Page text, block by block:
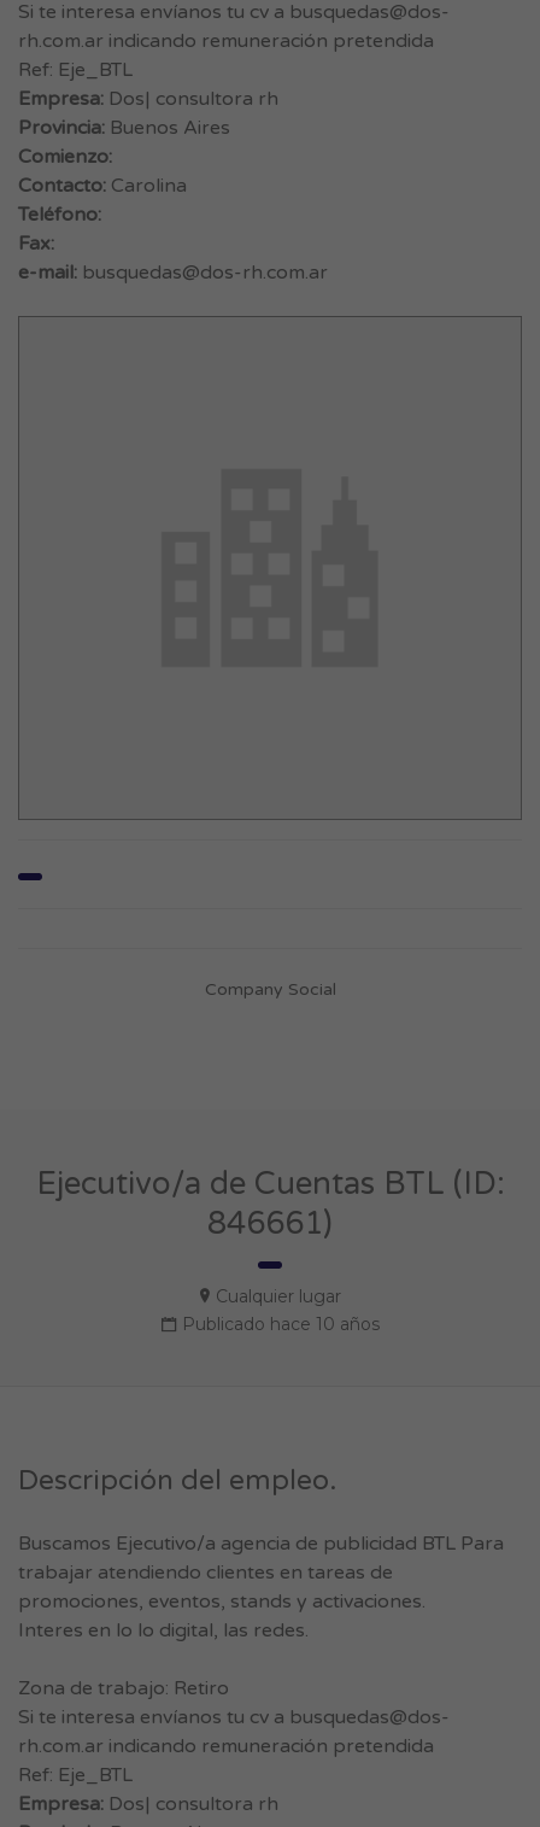
Si te interesa envíanos tu cv a busquedas@dos-
rh.com.ar indicando remuneración pretendida
Ref: Eje_BTL
Empresa: Dos| consultora rh
Provincia: Buenos Aires
Comienzo:
Contacto: Carolina
Teléfono:
Fax:
e-mail: busquedas@dos-rh.com.ar
Company Social
Ejecutivo/a de Cuentas BTL (ID:
846661)
Cualquier lugar
Publicado hace 10 años
Descripción del empleo.
Buscamos Ejecutivo/a agencia de publicidad BTL Para
trabajar atendiendo clientes en tareas de
promociones, eventos, stands y activaciones.
Interes en lo lo digital, las redes.
Zona de trabajo: Retiro
Si te interesa envíanos tu cv a busquedas@dos-
rh.com.ar indicando remuneración pretendida
Ref: Eje_BTL
Empresa: Dos| consultora rh